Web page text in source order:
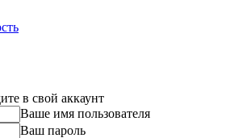
в свой аккаунт
Ваше имя пользователя
Ваш пароль